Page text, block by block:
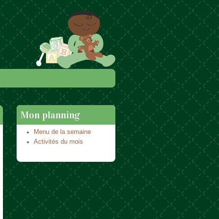
Mon planning
Menu de la semaine
Activités du mois